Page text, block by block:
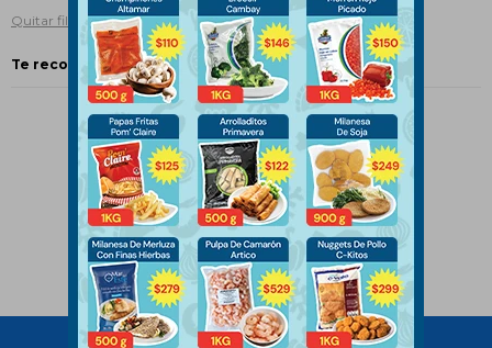
Quitar filtros
Te recomendamos quitar: Comidas preparadas